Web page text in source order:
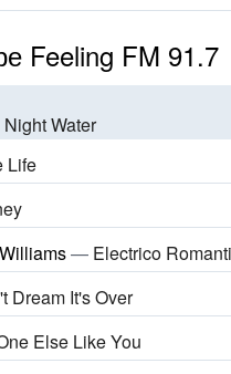
Feeling FM 91.7
Water
Life
— Electrico
Dream It's Over
Else Like You